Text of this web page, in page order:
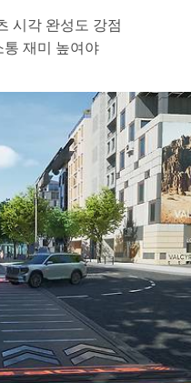
시각 완성도 강점
재미 높여야